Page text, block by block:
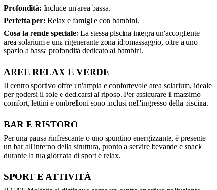
Profondità: Include un'area bassa.
Perfetta per: Relax e famiglie con bambini.
Cosa la rende speciale: La stessa piscina integra un'accogliente
area solarium e una rigenerante zona idromassaggio, oltre a uno
spazio a bassa profondità dedicato ai bambini.
AREE RELAX E VERDE
Il centro sportivo offre un'ampia e confortevole area solarium, ideale
per godersi il sole e dedicarsi al riposo. Per assicurare il massimo
comfort, lettini e ombrelloni sono inclusi nell'ingresso della piscina.
BAR E RISTORO
Per una pausa rinfrescante o uno spuntino energizzante, è presente
un bar all'interno della struttura, pronto a servire bevande e snack
durante la tua giornata di sport e relax.
SPORT E ATTIVITÀ